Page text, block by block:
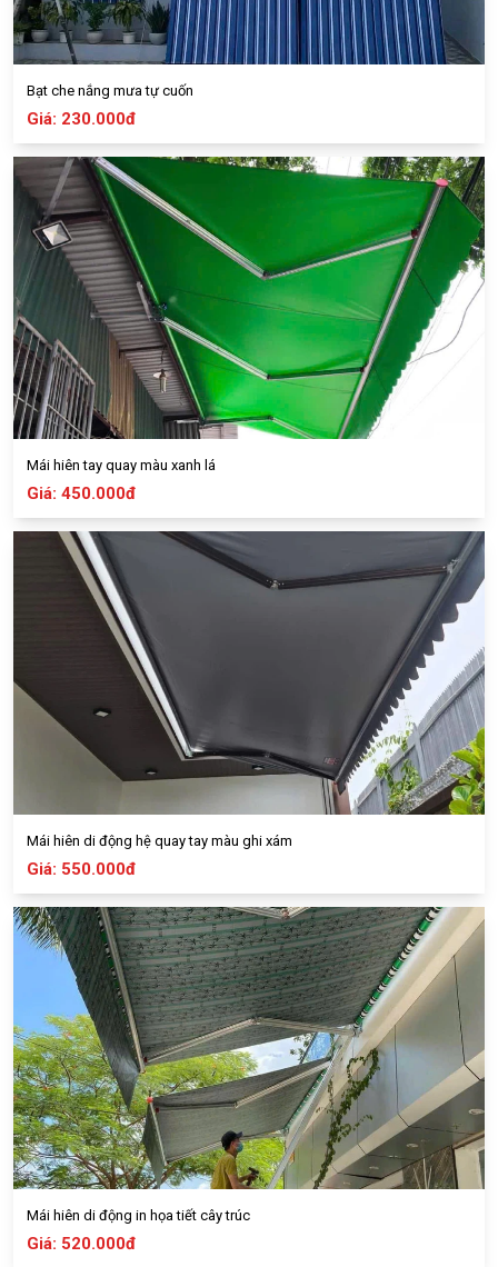
Bạt che nắng mưa tự cuốn
Giá: 230.000đ
Mái hiên tay quay màu xanh lá
Giá: 450.000đ
Mái hiên di động hệ quay tay màu ghi xám
Giá: 550.000đ
Mái hiên di động in họa tiết cây trúc
Giá: 520.000đ